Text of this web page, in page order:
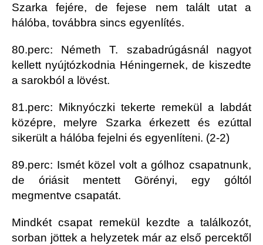
Szarka fejére, de fejese nem talált utat a
hálóba, továbbra sincs egyenlítés.
80.perc: Németh T. szabadrúgásnál nagyot
kellett nyújtózkodnia Héningernek, de kiszedte
a sarokból a lövést.
81.perc: Miknyóczki tekerte remekül a labdát
középre, melyre Szarka érkezett és ezúttal
sikerült a hálóba fejelni és egyenlíteni. (2-2)
89.perc: Ismét közel volt a gólhoz csapatnunk,
de óriásit mentett Görényi, egy góltól
megmentve csapatát.
Mindkét csapat remekül kezdte a találkozót,
sorban jöttek a helyzetek már az első percektől